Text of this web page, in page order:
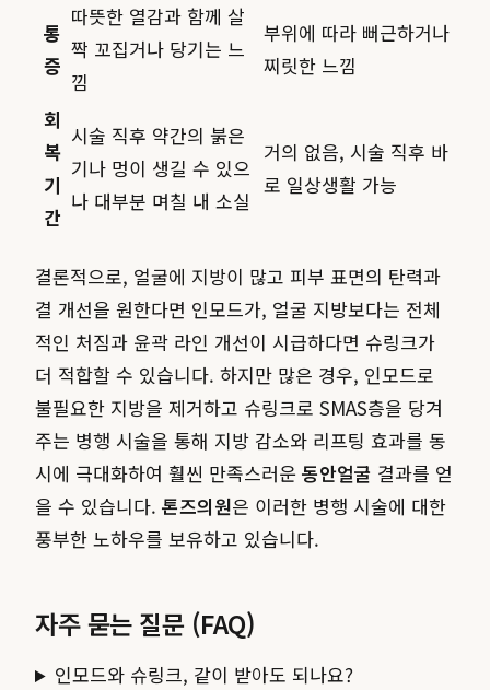
통
증
따뜻한 열감과 함께 살
짝 꼬집거나 당기는 느
낌
부위에 따라 뻐근하거나
찌릿한 느낌
회
복
기
간
시술 직후 약간의 붉은
기나 멍이 생길 수 있으
나 대부분 며칠 내 소실
거의 없음, 시술 직후 바
로 일상생활 가능
결론적으로, 얼굴에 지방이 많고 피부 표면의 탄력과
결 개선을 원한다면 인모드가, 얼굴 지방보다는 전체
적인 처짐과 윤곽 라인 개선이 시급하다면 슈링크가
더 적합할 수 있습니다. 하지만 많은 경우, 인모드로
불필요한 지방을 제거하고 슈링크로 SMAS층을 당겨
주는 병행 시술을 통해 지방 감소와 리프팅 효과를 동
시에 극대화하여 훨씬 만족스러운 동안얼굴 결과를 얻
을 수 있습니다. 톤즈의원은 이러한 병행 시술에 대한
풍부한 노하우를 보유하고 있습니다.
자주 묻는 질문 (FAQ)
인모드와 슈링크, 같이 받아도 되나요?